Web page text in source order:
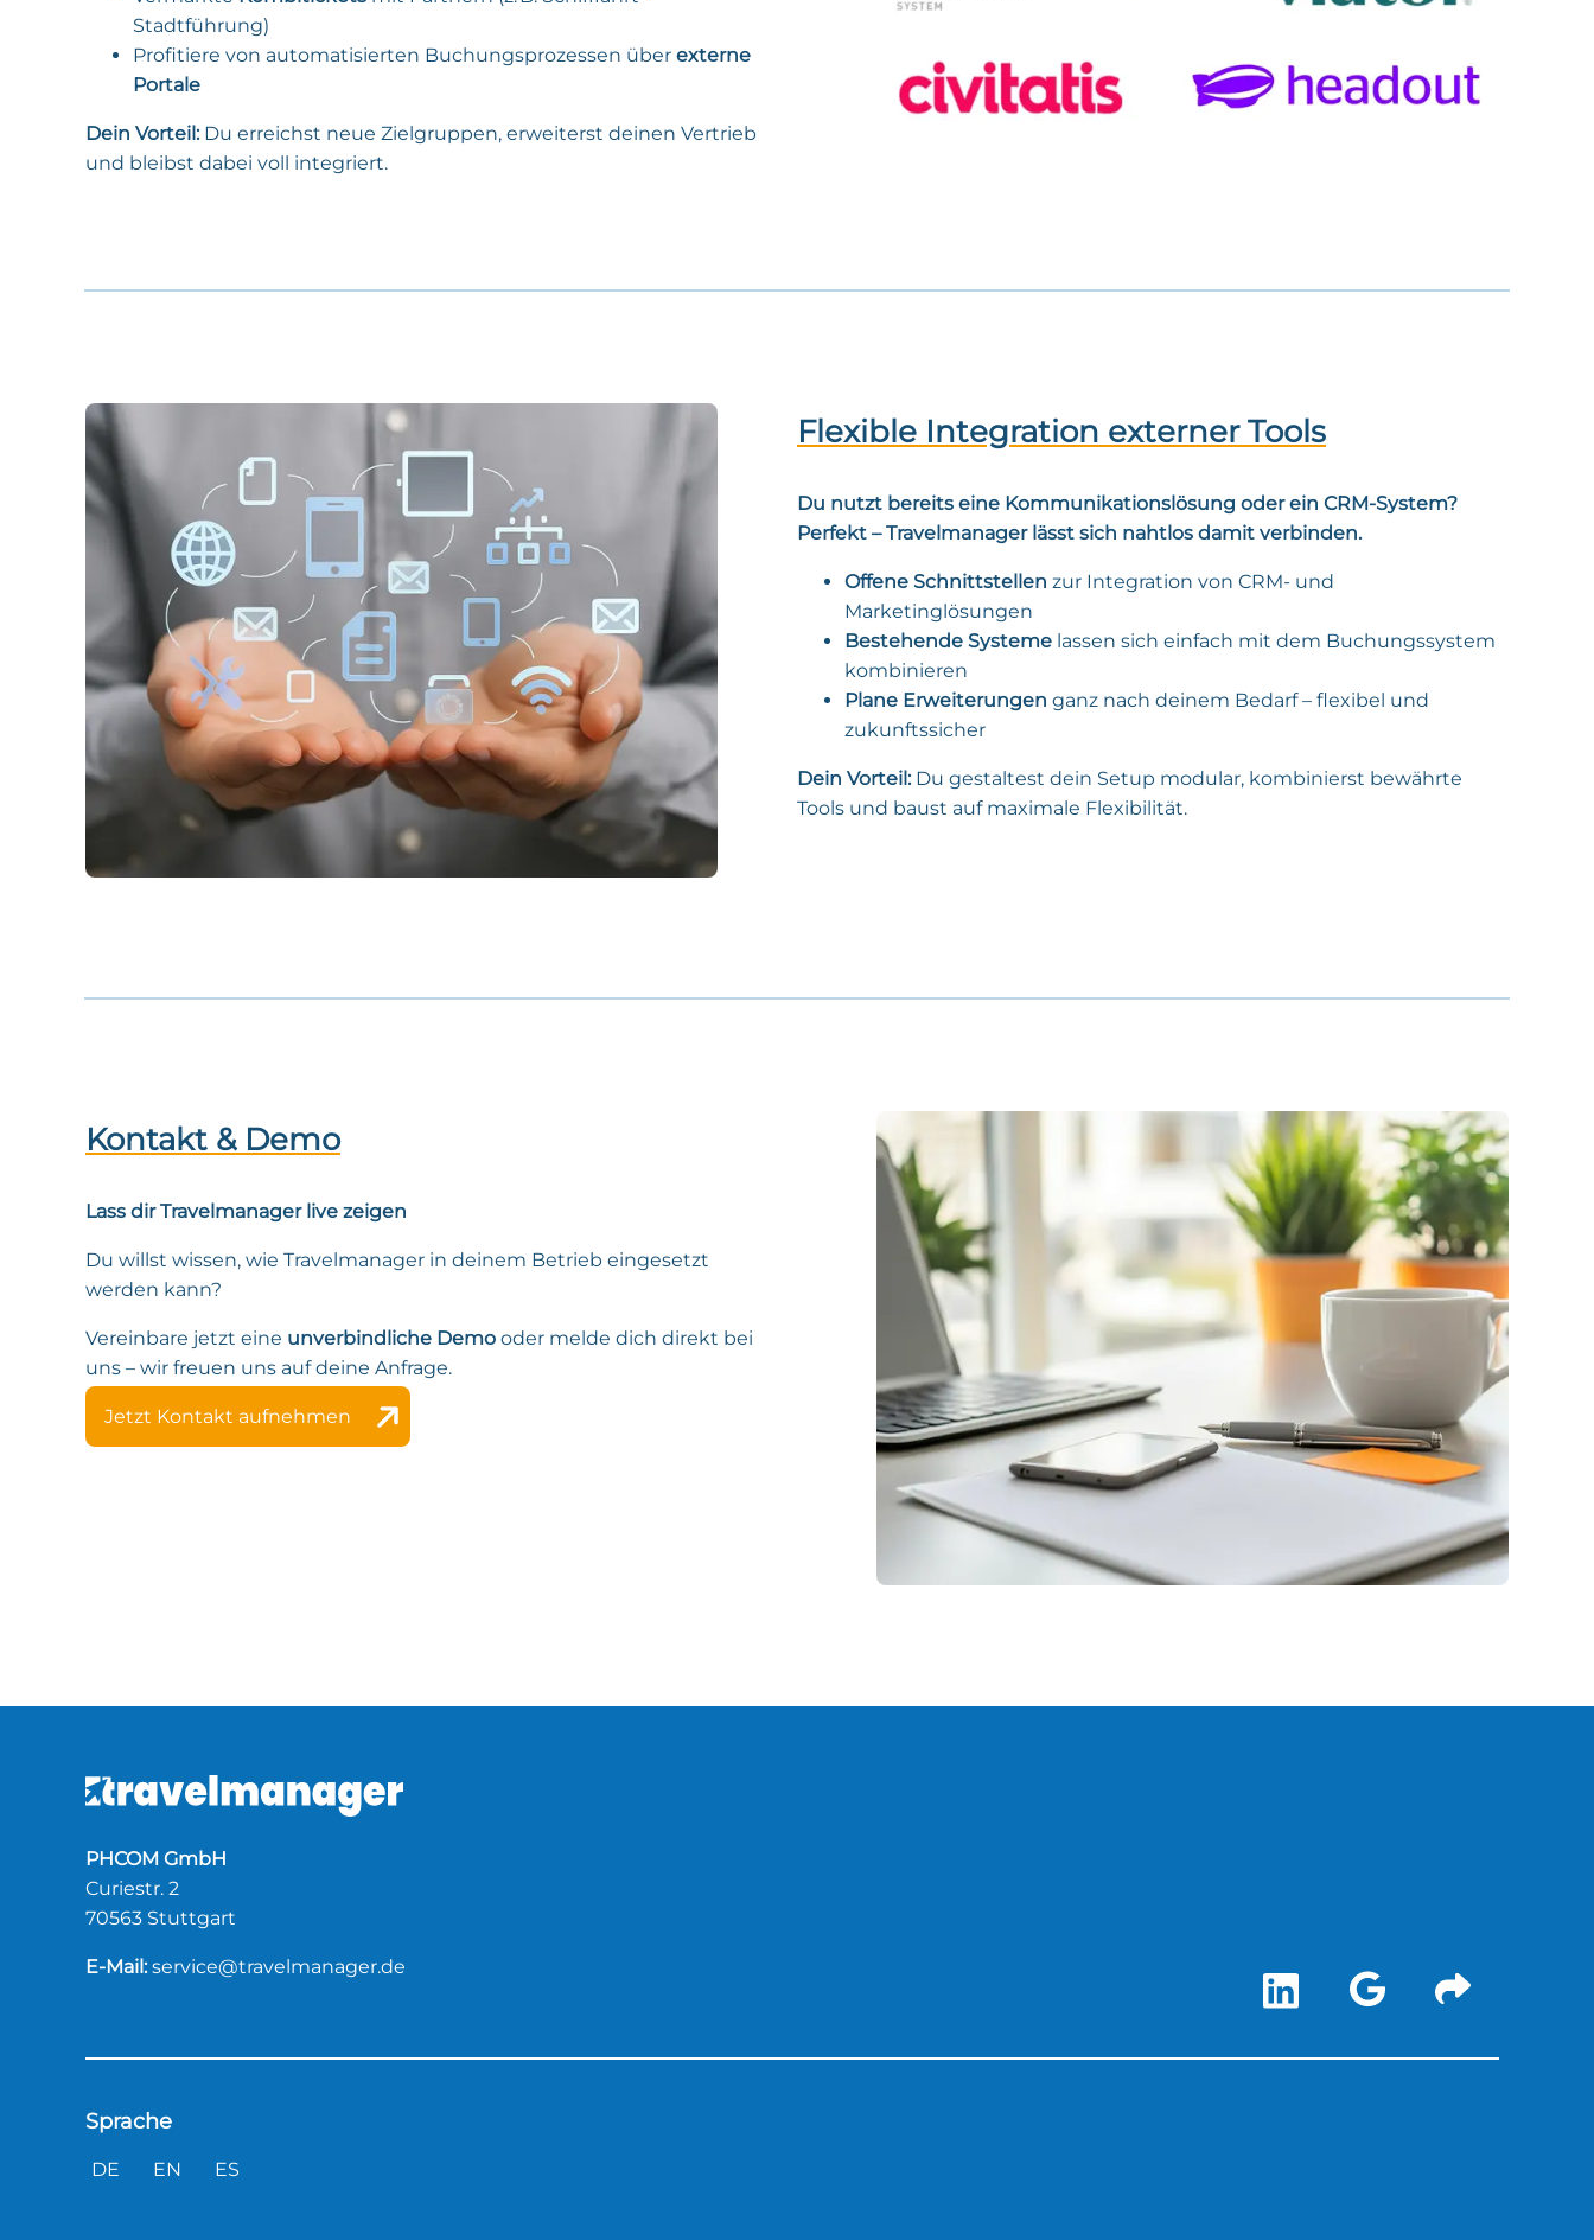
Stadtführung)
Profitiere von automatisierten Buchungsprozessen über externe
Portale
Dein Vorteil:Du erreichst neue Zielgruppen, erweiterst deinen Vertrieb
und bleibst dabei voll integriert.
Flexible Integration externer Tools
Du nutzt bereits eine Kommunikationslösung oder ein CRM-System?
Perfekt – Travelmanager lässt sich nahtlos damit verbinden.
Offene Schnittstellen zur Integration von CRM- und
Marketinglösungen
Bestehende Systeme lassen sich einfach mit dem Buchungssystem
kombinieren
Plane Erweiterungen ganz nach deinem Bedarf – flexibel und
zukunftssicher
Dein Vorteil:Du gestaltest dein Setup modular, kombinierst bewährte
Tools und baust auf maximale Flexibilität.
Kontakt & Demo
Lass dir Travelmanager live zeigen
Du willst wissen, wie Travelmanager in deinem Betrieb eingesetzt
werden kann?
Vereinbare jetzt eine unverbindliche Demo oder melde dich direkt bei
uns – wir freuen uns auf deine Anfrage.
Jetzt Kontakt aufnehmen
PHCOM GmbH
Curiestr. 2
70563 Stuttgart
E-Mail: service@travelmanager.de
Sprache
DE EN ES